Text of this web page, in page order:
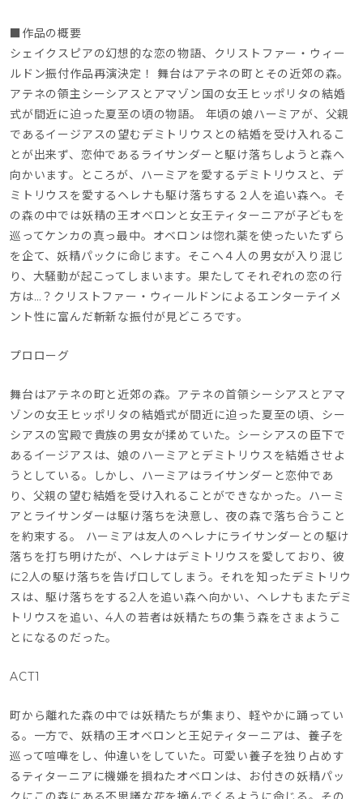
■作品の概要
シェイクスピアの幻想的な恋の物語、クリストファー・ウィー
ルドン振付作品再演決定！ 舞台はアテネの町とその近郊の森。
アテネの領主シーシアスとアマゾン国の女王ヒッポリタの結婚
式が間近に迫った夏至の頃の物語。 年頃の娘ハーミアが、父親
であるイージアスの望むデミトリウスとの結婚を受け入れるこ
とが出来ず、恋仲であるライサンダーと駆け落ちしようと森へ
向かいます。ところが、ハーミアを愛するデミトリウスと、デ
ミトリウスを愛するヘレナも駆け落ちする２人を追い森へ。そ
の森の中では妖精の王オベロンと女王ティターニアが子どもを
巡ってケンカの真っ最中。オベロンは惚れ薬を使ったいたずら
を企て、妖精パックに命じます。そこへ４人の男女が入り混じ
り、大騒動が起こってしまいます。果たしてそれぞれの恋の行
方は…？クリストファー・ウィールドンによるエンターテイメ
ント性に富んだ斬新な振付が見どころです。
プロローグ
舞台はアテネの町と近郊の森。アテネの首領シーシアスとアマ
ゾンの女王ヒッポリタの結婚式が間近に迫った夏至の頃、シー
シアスの宮殿で貴族の男女が揉めていた。シーシアスの臣下で
あるイージアスは、娘のハーミアとデミトリウスを結婚させよ
うとしている。しかし、ハーミアはライサンダーと恋仲であ
り、父親の望む結婚を受け入れることができなかった。ハーミ
アとライサンダーは駆け落ちを決意し、夜の森で落ち合うこと
を約束する。 ハーミアは友人のヘレナにライサンダーとの駆け
落ちを打ち明けたが、ヘレナはデミトリウスを愛しており、彼
に2人の駆け落ちを告げ口してしまう。それを知ったデミトリウ
スは、駆け落ちをする2人を追い森へ向かい、ヘレナもまたデミ
トリウスを追い、4人の若者は妖精たちの集う森をさまようこ
とになるのだった。
ACT1
町から離れた森の中では妖精たちが集まり、軽やかに踊ってい
る。一方で、妖精の王オベロンと王妃ティターニアは、養子を
巡って喧嘩をし、仲違いをしていた。可愛い養子を独り占めす
るティターニアに機嫌を損ねたオベロンは、お付きの妖精パッ